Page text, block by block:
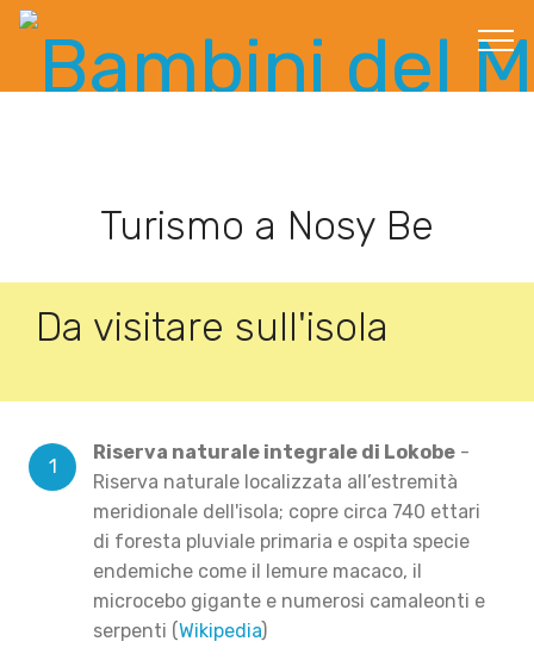
Turismo a Nosy Be
Da visitare sull'isola
Riserva naturale integrale di Lokobe -
Riserva naturale localizzata all’estremità
meridionale dell'isola; copre circa 740 ettari
di foresta pluviale primaria e ospita specie
endemiche come il lemure macaco, il
microcebo gigante e numerosi camaleonti e
serpenti (Wikipedia)